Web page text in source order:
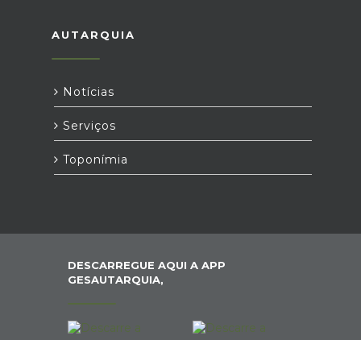
AUTARQUIA
Notícias
Serviços
Toponímia
DESCARREGUE AQUI A APP
GESAUTARQUIA,